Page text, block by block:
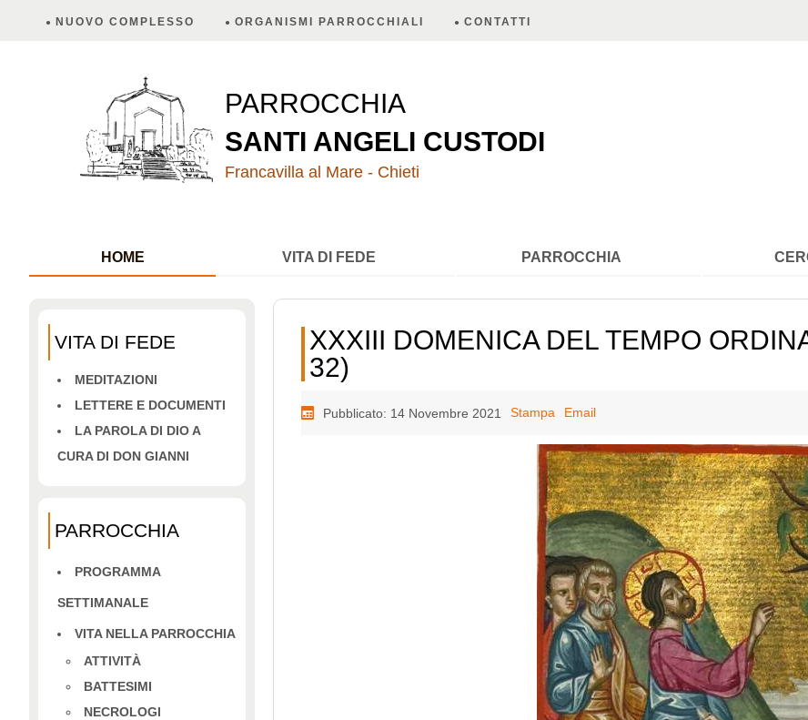
NUOVO COMPLESSO ORGANISMI PARROCCHIALI CONTATTI
PARROCCHIA
SANTI ANGELI CUSTODI
Francavilla al Mare - Chieti
HOME VITA DI FEDE PARROCCHIA
VITA DI FEDE
MEDITAZIONI
LETTERE E DOCUMENTI
LA PAROLA DI DIO A
CURA DI DON GIANNI
PARROCCHIA
PROGRAMMA
SETTIMANALE
VITA NELLA PARROCCHIA
ATTIVITÀ
BATTESIMI
NECROLOGI
XXXIII DOMENICA DEL TEMPO
32)
Pubblicato: 14 Novembre 2021 Stampa Email